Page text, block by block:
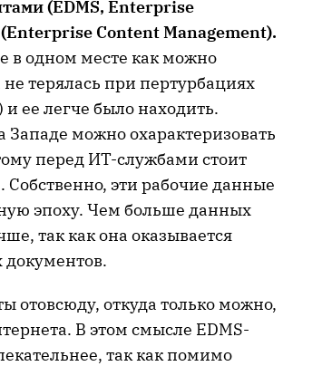
(EDMS, Enterprise
(Enterprise Content Management).
в одном месте как можно
терялась при пертурбациях
ее легче было находить.
можно охарактеризовать
перед ИТ-службами стоит
эти рабочие данные
эпоху. Чем больше данных
так как она оказывается
отовсюду, откуда только можно,
В этом смысле EDMS-
так как помимо